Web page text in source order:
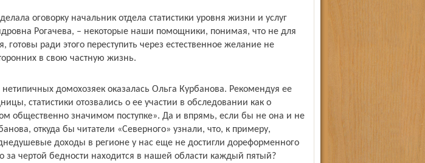
оговорку начальник отдела статистики уровня жизни и услуг
Рогачева, – некоторые наши помощники, понимая, что не для
готовы ради этого переступить через естественное желание не
в свою частную жизнь.
домохозяек оказалась Ольга Курбанова. Рекомендуя ее
статистики отозвались о ее участии в обследовании как о
общественно значимом поступке». Да и впрямь, если бы не она и не
откуда бы читатели «Северного» узнали, что, к примеру,
доходы в регионе у нас еще не достигли дореформенного
за чертой бедности находится в нашей области каждый пятый?